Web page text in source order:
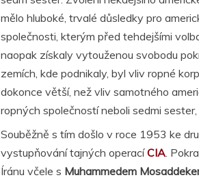
mělo hluboké, trvalé důsledky pro
společnosti, kterým před tehdejšími
naopak získaly vytouženou svobodu
zemích, kde podnikaly, byl vliv ropné
dokonce větší, než vliv samotného
ropných společností neboli sedmi
Souběžně s tím došlo v roce 1953 ke
vystupňování tajných operacíCIA.
Íránu včele s Muhammedem